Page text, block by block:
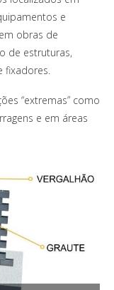
e
obras de
de estruturas,
fixadores.
“extremas” como
e em áreas